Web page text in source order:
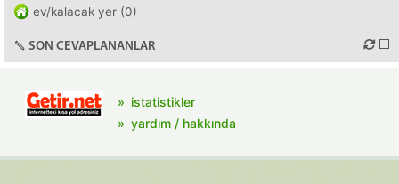
ev/kalacak yer (0)
SON CEVAPLANANLAR
istatistikler
yardım / hakkında